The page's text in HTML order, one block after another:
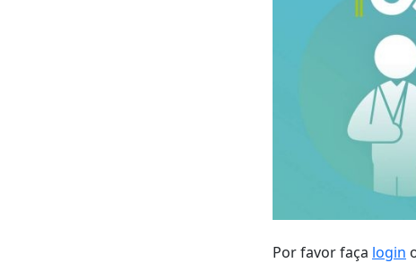
Por favor faça login